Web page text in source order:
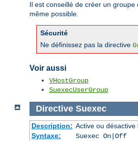
Il est conseillé de créer un
même possible.
Sécurité
Ne définissez pas la directive
Voir aussi
VHostGroup
SuexecUserGroup
Directive Suexec
Description: Active ou désactive
Syntaxe:
Suexec On|Off